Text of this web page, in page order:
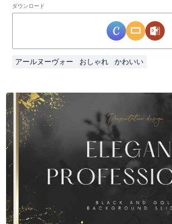
ダウンロード
アールヌーヴォー おしゃれ かわいい